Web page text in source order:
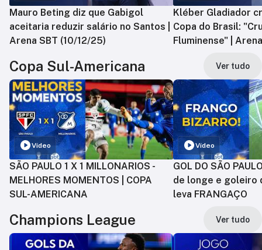
Mauro Beting diz que Gabigol
aceitaria reduzir salário no Santos |
Arena SBT (10/12/25)
Kléber Gladiador
Copa do Brasil:
Fluminense" |
Copa Sul-Americana Ver tudo
Vídeo
SÃO PAULO 1 X 1 MILLONARIOS -
MELHORES MOMENTOS | COPA
SUL-AMERICANA
Vídeo
GOL DO SÃO
de longe e goleiro
leva FRANGAÇO
Champions League Ver tudo